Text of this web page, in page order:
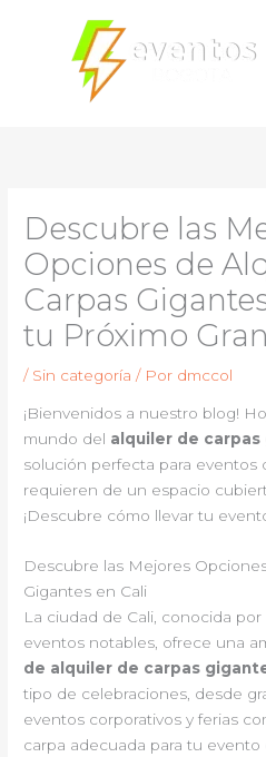
contenido
Descubre las
Opciones de
Carpas
tu Próximo
/ Sin categoría / Por dmccol
¡Bienvenidos a nuestro blog!
mundo del alquiler de carpas
solución perfecta para eventos
requieren de un espacio
¡Descubre cómo llevar tu
Descubre las Mejores
Gigantes en Cali
La ciudad de Cali, conocida
eventos notables, ofrece una
de alquiler de carpas
tipo de celebraciones, desde
eventos corporativos y ferias
carpa adecuada para tu evento